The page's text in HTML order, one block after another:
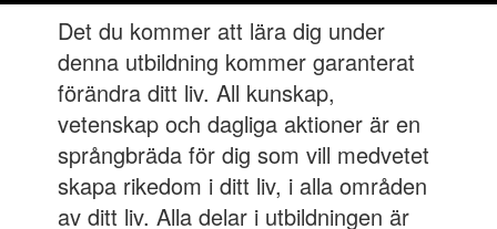
Det du kommer att lära dig under
denna utbildning kommer garanterat
förändra ditt liv. All kunskap,
vetenskap och dagliga aktioner är en
språngbräda för dig som vill medvetet
skapa rikedom i ditt liv, i alla områden
av ditt liv. Alla delar i utbildningen är